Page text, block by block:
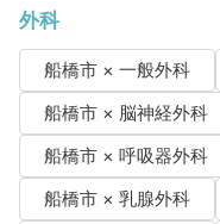
外科
船橋市 × 一般外科
船橋市 × 脳神経外科
船橋市 × 呼吸器外科
船橋市 × 乳腺外科